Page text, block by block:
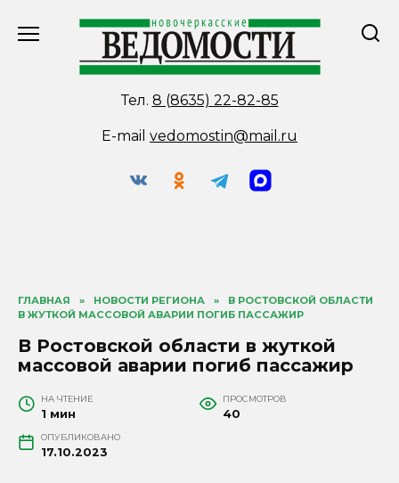
Тел. 8 (8635) 22-82-85
E-mail vedomostin@mail.ru
ГЛАВНАЯ » НОВОСТИ РЕГИОНА »
В РОСТОВСКОЙ ОБЛАСТИ
В ЖУТКОЙ МАССОВОЙ АВАРИИ ПОГИБ ПАССАЖИР
В Ростовской области в жуткой
массовой аварии погиб пассажир
НА ЧТЕНИЕ
1 мин
ПРОСМОТРОВ
40
ОПУБЛИКОВАНО
17.10.2023